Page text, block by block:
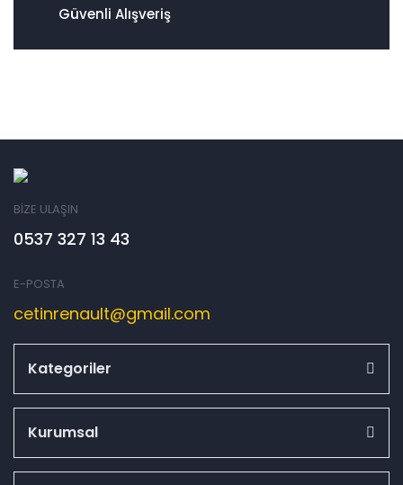
Güvenli Alışveriş
BİZE ULAŞIN
0537 327 13 43
E-POSTA
cetinrenault@gmail.com
Kategoriler
Kurumsal